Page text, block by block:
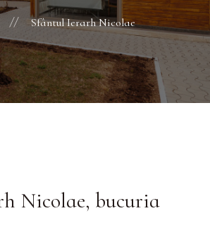
Sfântul Ierarh Nicolae
Nicolae, bucuria